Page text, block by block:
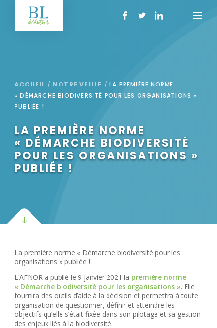
ACCUEIL / NOTRE VEILLE /LA PREMIÈRE NORME
« DÉMARCHE BIODIVERSITÉ POUR LES ORGANISATIONS »
PUBLIÉE !
LA PREMIÈRE NORME
« DÉMARCHE BIODIVERSITÉ
POUR LES ORGANISATIONS »
PUBLIÉE !
La première norme « Démarche biodiversité pour les
organisations » publiée !
L’AFNOR a publié le 9 janvier 2021 la première norme
« Démarche biodiversité pour les organisations ». Elle
fournira des outils d’aide à la décision et permettra à toute
organisation de questionner, définir et atteindre les
objectifs qu’elle s’était fixée dans son pilotage et sa gestion
des enjeux liés à la biodiversité.